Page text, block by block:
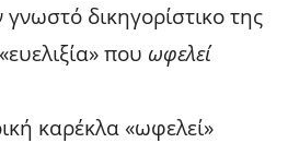
δικηγορίστικο της
που ωφελεί
καρέκλα «ωφελεί»